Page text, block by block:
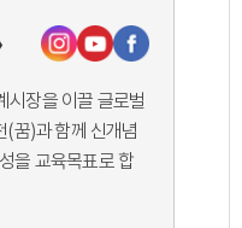
시장을 이끌 글로벌
꿈)과 함께 신개념
을 교육목표로 합